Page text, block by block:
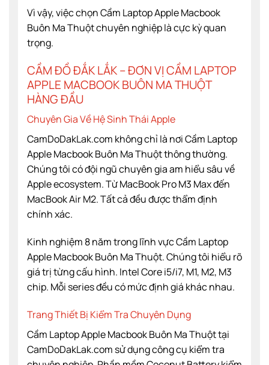
Vì vậy, việc chọn Cầm Laptop Apple Macbook
Buôn Ma Thuột chuyên nghiệp là cực kỳ quan
trọng.
CẦM ĐỒ ĐẮK LẮK – ĐƠN VỊ CẦM LAPTOP
APPLE MACBOOK BUÔN MA THUỘT
HÀNG ĐẦU
Chuyên Gia Về Hệ Sinh Thái Apple
CamDoDakLak.com không chỉ là nơi Cầm Laptop
Apple Macbook Buôn Ma Thuột thông thường.
Chúng tôi có đội ngũ chuyên gia am hiểu sâu về
Apple ecosystem. Từ MacBook Pro M3 Max đến
MacBook Air M2. Tất cả đều được thẩm định
chính xác.
Kinh nghiệm 8 năm trong lĩnh vực Cầm Laptop
Apple Macbook Buôn Ma Thuột. Chúng tôi hiểu rõ
giá trị từng cấu hình. Intel Core i5/i7, M1, M2, M3
chip. Mỗi series đều có mức định giá khác nhau.
Trang Thiết Bị Kiểm Tra Chuyên Dụng
Cầm Laptop Apple Macbook Buôn Ma Thuột tại
CamDoDakLak.com sử dụng công cụ kiểm tra